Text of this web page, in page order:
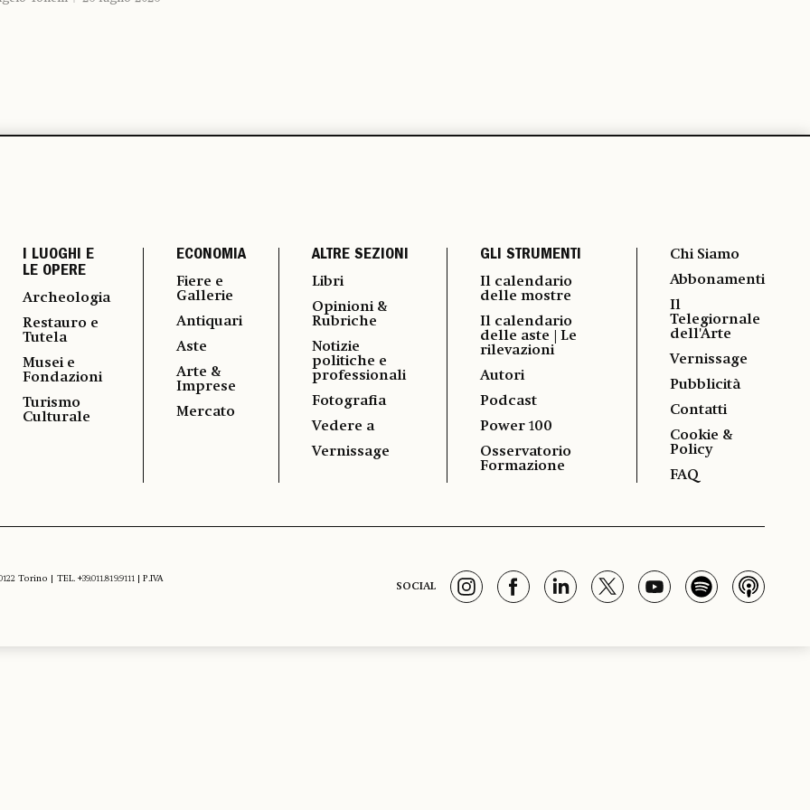
I LUOGHI E
LE OPERE
Archeologia
Restauro e
Tutela
Musei e
Fondazioni
Turismo
Culturale
ECONOMIA
Fiere e
Gallerie
Antiquari
Aste
Arte &
Imprese
Mercato
ALTRE SEZIONI
Libri
Opinioni &
Rubriche
Notizie
politiche e
professionali
Fotografia
Vedere a
Vernissage
GLI STRUMENTI
Il calendario
delle mostre
Il calendario
delle aste | Le
rilevazioni
Autori
Podcast
Power 100
Osservatorio
Formazione
Chi Siamo
Abbonamenti
Il
Telegiornale
dell'Arte
Vernissage
Pubblicità
Contatti
Cookie &
Policy
FAQ
Torino | TEL. +39.011.819.9111 | P.IVA
SOCIAL